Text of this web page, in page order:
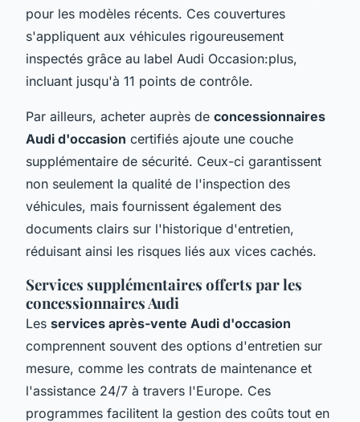
pour les modèles récents. Ces couvertures
s'appliquent aux véhicules rigoureusement
inspectés grâce au label Audi Occasion:plus,
incluant jusqu'à 11 points de contrôle.
Par ailleurs, acheter auprès de concessionnaires
Audi d'occasion certifiés ajoute une couche
supplémentaire de sécurité. Ceux-ci garantissent
non seulement la qualité de l'inspection des
véhicules, mais fournissent également des
documents clairs sur l'historique d'entretien,
réduisant ainsi les risques liés aux vices cachés.
Services supplémentaires offerts par les
concessionnaires Audi
Les services après-vente Audi d'occasion
comprennent souvent des options d'entretien sur
mesure, comme les contrats de maintenance et
l'assistance 24/7 à travers l'Europe. Ces
programmes facilitent la gestion des coûts tout en